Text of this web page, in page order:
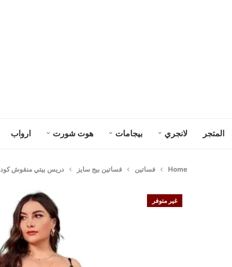
المتجر لانجري بيجامات هوت شورت ارواب
Home فساتين فساتين بيج سايز دريس بيتي منقوش كود 0178
غير متوفر